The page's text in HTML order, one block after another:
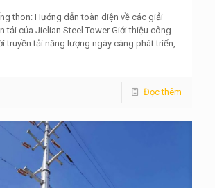
thon: Hướng dẫn toàn diện về các giải
tải của Jielian Steel Tower Giới thiệu công
truyền tải năng lượng ngày càng phát triển,
Đọc thêm